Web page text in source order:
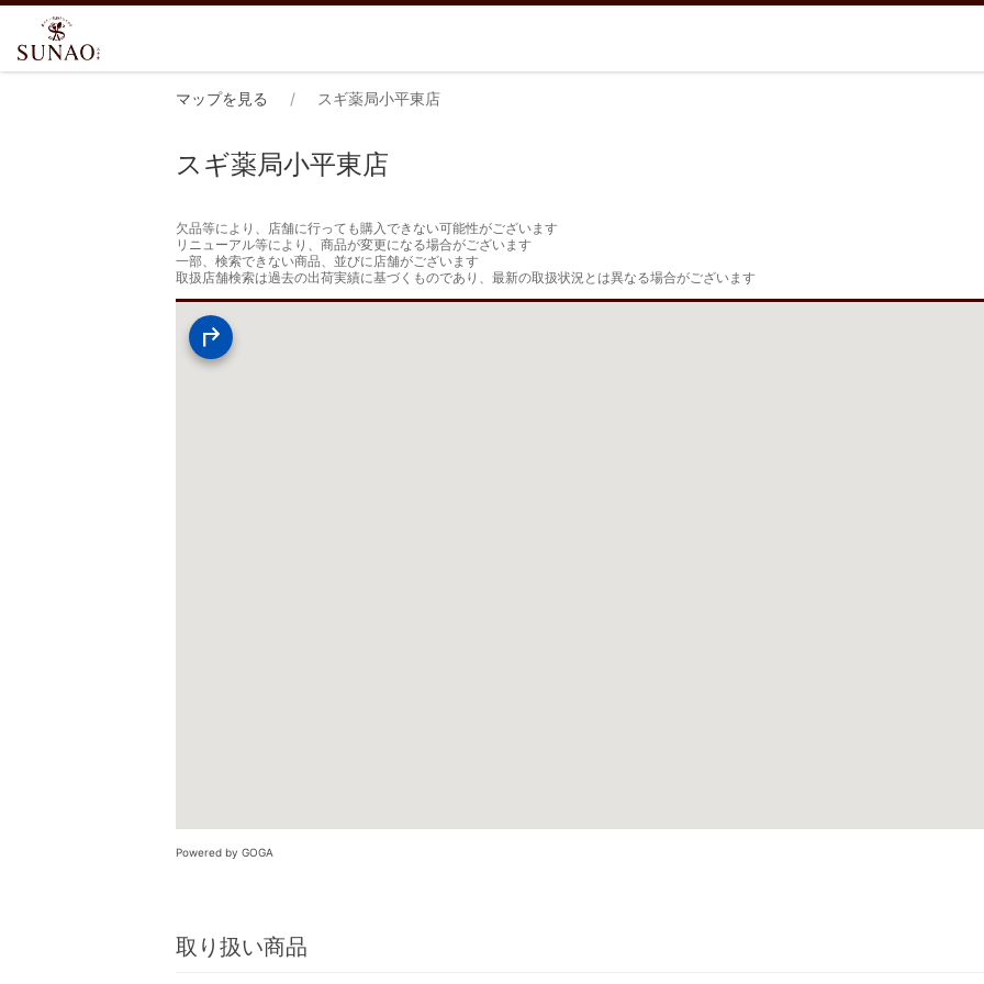
マップを見る スギ薬局小平東店
スギ薬局小平東店
欠品等により、店舗に行っても購入できない可能性がございます
リニューアル等により、商品が変更になる場合がございます
一部、検索できない商品、並びに店舗がございます
取扱店舗検索は過去の出荷実績に基づくものであり、最新の取扱状況とは異なる場合がございます
Powered by GOGA
取り扱い商品